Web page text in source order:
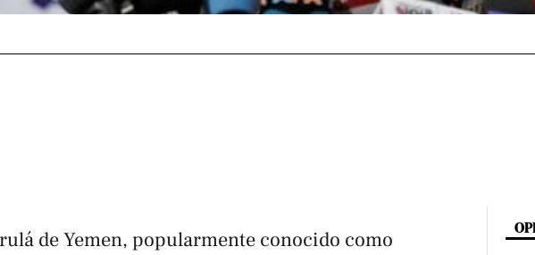
de Yemen, popularmente conocido como